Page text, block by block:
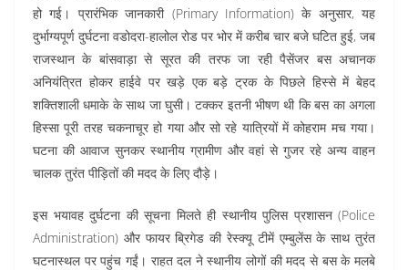
हो गई। प्रारंभिक जानकारी (Primary Information) के अनुसार, यह
दुर्भाग्यपूर्ण दुर्घटना वडोदरा-हालोल रोड पर भोर में करीब चार बजे घटित हुई, जब
राजस्थान के बांसवाड़ा से सूरत की तरफ जा रही पैसेंजर बस अचानक
अनियंत्रित होकर हाईवे पर खड़े एक बड़े ट्रक के पिछले हिस्से में बेहद
शक्तिशाली धमाके के साथ जा घुसी। टक्कर इतनी भीषण थी कि बस का अगला
हिस्सा पूरी तरह चकनाचूर हो गया और सो रहे यात्रियों में कोहराम मच गया।
घटना की आवाज सुनकर स्थानीय ग्रामीण और वहां से गुजर रहे अन्य वाहन
चालक तुरंत पीड़ितों की मदद के लिए दौड़े।
इस भयावह दुर्घटना की सूचना मिलते ही स्थानीय पुलिस प्रशासन (Police
Administration) और फायर ब्रिगेड की रेस्क्यू टीमें एम्बुलेंस के साथ तुरंत
घटनास्थल पर पहुंच गईं। राहत दल ने स्थानीय लोगों की मदद से बस के मलबे